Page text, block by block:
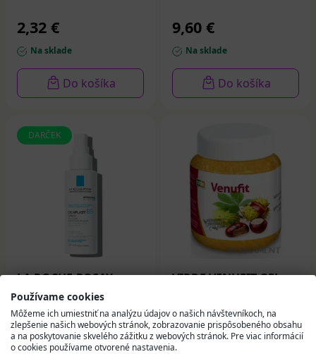
2,32 €
Na sklade
Do košíka
9,60 €
Na sklade
Do košíka
DARČEK
LA ROCHE-POSAY
CICAPLAST B5 sprej
100 ml
18,17 €
VIRDE VENUFIT GEL
5,18 €
Používame cookies
Môžeme ich umiestniť na analýzu údajov o našich návštevníkoch, na
zlepšenie našich webových stránok, zobrazovanie prispôsobeného obsahu
a na poskytovanie skvelého zážitku z webových stránok. Pre viac informácií
o cookies používame otvorené nastavenia.